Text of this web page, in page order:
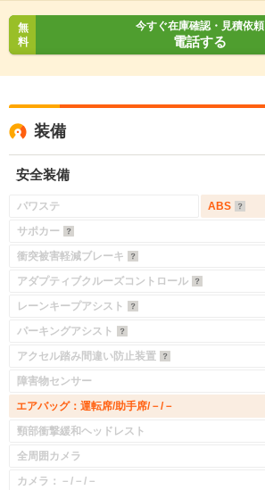
無
料
今すぐ在庫確認・見積依頼
電話する
装備
安全装備
パワステ
ABS
サポカー
衝突被害軽減ブレーキ
アダプティブクルーズコントロール
レーンキープアシスト
パーキングアシスト
アクセル踏み間違い防止装置
障害物センサー
エアバッグ：運転席/助手席/－/－
頸部衝撃緩和ヘッドレスト
全周囲カメラ
カメラ：－/－/－